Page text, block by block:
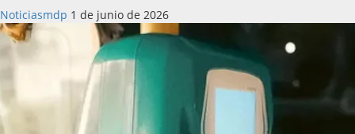
Noticiasmdp 1 de junio de 2026